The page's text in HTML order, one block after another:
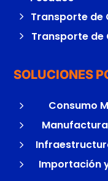
5 Transporte de
5 Transporte de
SOLUCIONES
5 Consumo
5
5
5 Importación